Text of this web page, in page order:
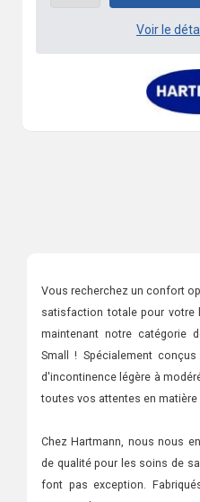
Voir le
Vous recherchez un confort
satisfaction totale pour votre
maintenant notre catégorie
Small ! Spécialement
d'incontinence légère à
toutes vos attentes en
Chez Hartmann, nous nous
de qualité pour les soins de
font pas exception.